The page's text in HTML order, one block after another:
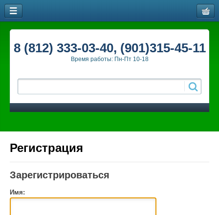
8 (812) 333-03-40, (901)315-45-11
Время работы: Пн-Пт 10-18
Регистрация
Зарегистрироваться
Имя: